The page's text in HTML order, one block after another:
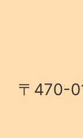
〒470-